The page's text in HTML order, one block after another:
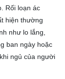
Rối loạn ác
hiện thường
như lo lắng,
ban ngày hoặc
khi ngủ của người